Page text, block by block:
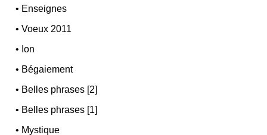
• Enseignes
•Voeux 2011
• Ion
• Bégaiement
• Belles phrases [2]
• Belles phrases [1]
• Mystique